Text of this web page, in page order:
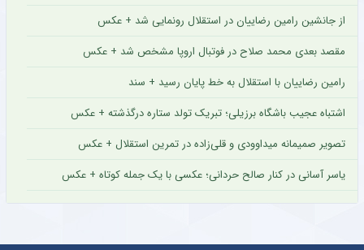
از جانشین رامین رضاییان در استقلال رونمایی شد + عکس
مقصد بعدی محمد صلاح در فوتبال اروپا مشخص شد + عکس
رامین رضاییان با استقلال به خط پایان رسید + سند
اشتباه عجیب باشگاه برزیلی؛ تبریک تولد ستاره درگذشته + عکس
تصویر صمیمانه میداوودی و قلی‌زاده در تمرین استقلال + عکس
یاسر آسانی در کنار صالح حردانی؛ عکسی با یک جمله کوتاه + عکس